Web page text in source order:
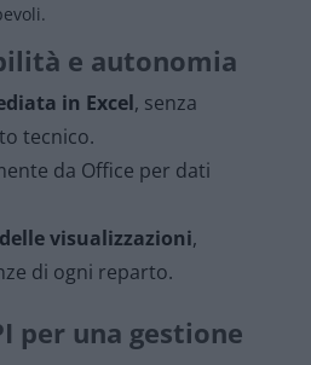
e autonomia
in Excel, senza
tecnico.
da Office per dati
visualizzazioni,
di ogni reparto.
per una gestione